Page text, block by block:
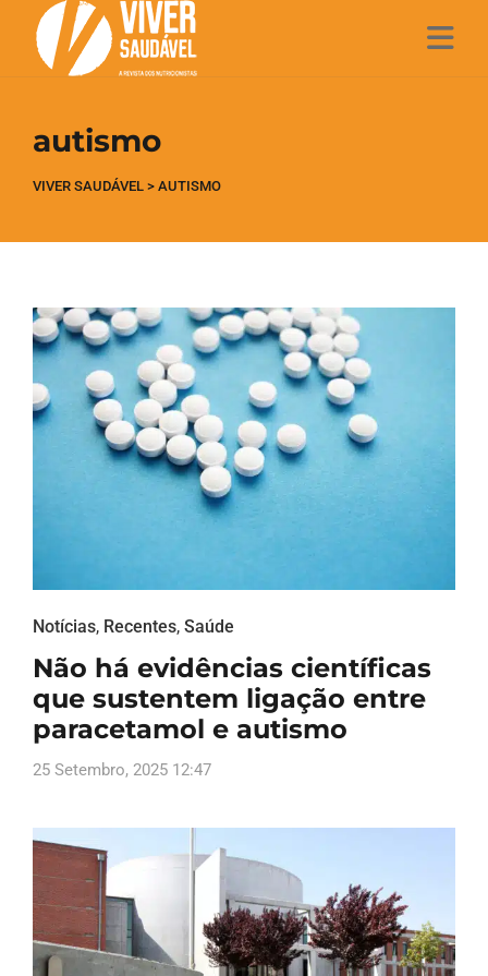
autismo
VIVER SAUDÁVEL > AUTISMO
Notícias, Recentes, Saúde
Não há evidências científicas
que sustentem ligação entre
paracetamol e autismo
25 Setembro, 2025 12:47